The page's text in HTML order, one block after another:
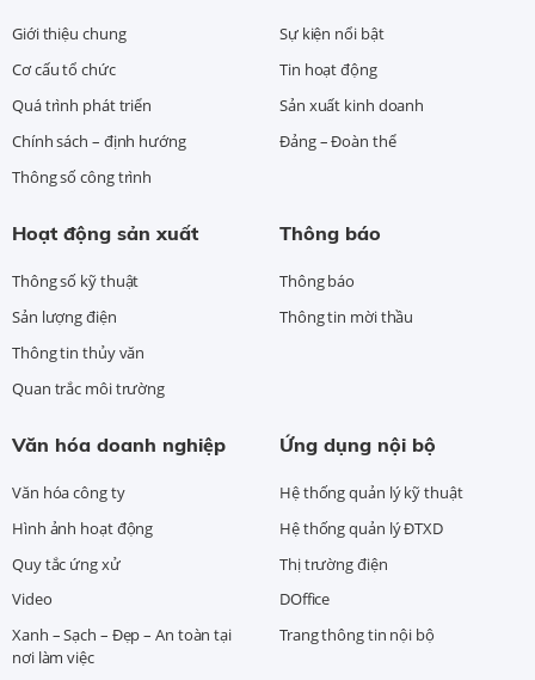
Giới thiệu chung
Cơ cấu tổ chức
Quá trình phát triển
Chính sách – định hướng
Thông số công trình
Sự kiện nổi bật
Tin hoạt động
Sản xuất kinh doanh
Đảng – Đoàn thể
Hoạt động sản xuất
Thông số kỹ thuật
Sản lượng điện
Thông tin thủy văn
Quan trắc môi trường
Thông báo
Thông báo
Thông tin mời thầu
Văn hóa doanh nghiệp
Văn hóa công ty
Hình ảnh hoạt động
Quy tắc ứng xử
Video
Xanh – Sạch – Đẹp – An toàn tại
nơi làm việc
Ứng dụng nội bộ
Hệ thống quản lý kỹ thuật
Hệ thống quản lý ĐTXD
Thị trường điện
DOffice
Trang thông tin nội bộ